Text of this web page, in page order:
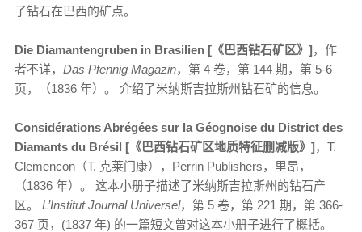
了钻石在巴西的矿点。
Die Diamantengruben in Brasilien [《巴西钻石矿区》]，作
者不详， Das Pfennig Magazin，第 4 卷，第 144 期，第 5-6
页，（1836 年）。 介绍了米纳斯吉拉斯州钻石矿的信息。
Considérations Abrégées sur la Géognoise du District des
Diamants du Brésil [《巴西钻石矿区地质特征删减版》]，T.
Clemencon（T. 克莱门康），Perrin Publishers，里昂，
（1836 年）。 这本小册子描述了米纳斯吉拉斯州的钻石产
区。 L’Institut Journal Universel，第 5 卷，第 221 期，第 366-
367 页，(1837 年) 的一篇短文曾对这本小册子进行了概括。